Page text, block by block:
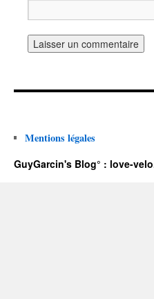
Mentions légales
GuyGarcin's Blog° : love-